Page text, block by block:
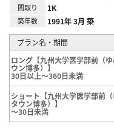
間取り 1K
築年数
1991年 3月 築
プラン名・期間
ロング【九州大学医学部前（
ウン博多）】
30日以上～360日未満
ショート【九州大学医学部前
タウン博多）】
～30日未満